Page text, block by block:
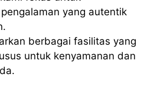
yang autentik
berbagai fasilitas yang
untuk kenyamanan dan